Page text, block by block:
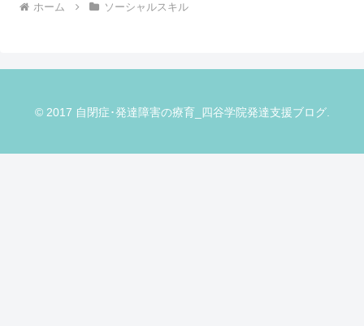
ホーム ソーシャルスキル
© 2017 自閉症･発達障害の療育_四谷学院発達支援ブログ.